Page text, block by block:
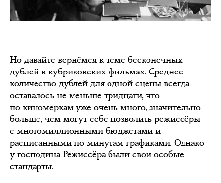
Но давайте вернёмся к теме бесконечных
дублей в кубриковских фильмах. Среднее
количество дублей для одной сцены всегда
оставалось не меньше тридцати, что
по киномеркам уже очень много, значительно
больше, чем могут себе позволить режиссёры
с многомиллионными бюджетами и
расписанными по минутам графиками. Однако
у господина Режиссёра были свои особые
стандарты.